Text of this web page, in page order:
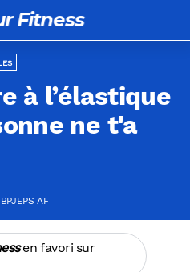
Fitness
à l’élastique
ne t'a
AF
en favori sur